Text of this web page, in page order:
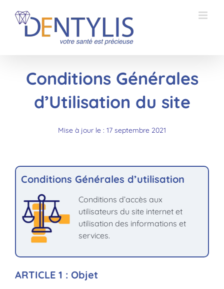
contenu
Conditions Générales
d’Utilisation du site
Mise à jour le : 17 septembre 2021
Conditions Générales d’utilisation
Conditions d’accès aux
utilisateurs du site internet et
utilisation des informations et
services.
ARTICLE 1 : Objet